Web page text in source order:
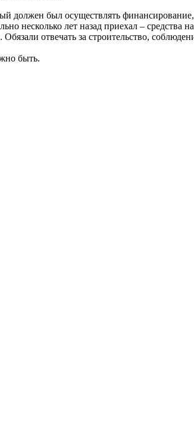
должен был осуществлять финансирование,
несколько лет назад приехал – средства
отвечать за строительство,
быть.